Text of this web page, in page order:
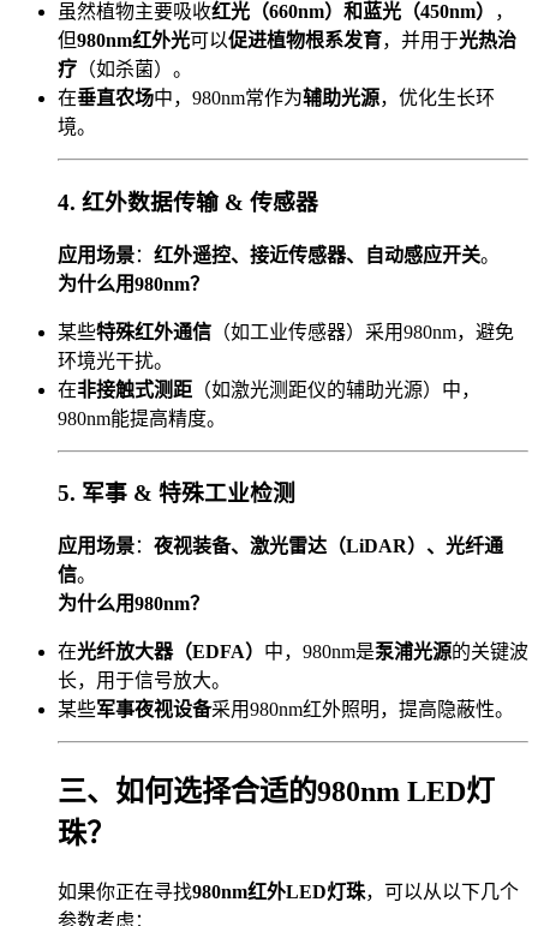
虽然植物主要吸收红光（660nm）和蓝光（450nm）
，
但980nm红外光可以促进植物根系发育，并用于光热治
疗 （如杀菌）。
在垂直农场中，980nm常作为辅助光源，优化生长环
境。
4. 红外数据传输 & 传感器
应用场景： 红外遥控、接近传感器、自动感应开关。
为什么用980nm？
某些特殊红外通信 （如工业传感器）采用980nm，避免
环境光干扰。
在非接触式测距 （如激光测距仪的辅助光源）中，
980nm能提高精度。
5. 军事 & 特殊工业检测
应用场景： 夜视装备、激光雷达（LiDAR）、光纤通
信。
为什么用980nm？
在光纤放大器（EDFA） 中，980nm是泵浦光源的关键波
长，用于信号放大。
某些军事夜视设备采用980nm红外照明，提高隐蔽性。
三、如何选择合适的980nm LED灯
珠？
如果你正在寻找980nm红外LED灯珠，可以从以下几个
参数考虑：